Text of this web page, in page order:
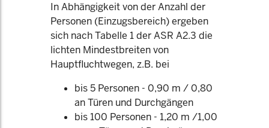
In Abhängigkeit von der Anzahl der
Personen (Einzugsbereich) ergeben
sich nach Tabelle 1 der ASR A2.3 die
lichten Mindestbreiten von
Hauptfluchtwegen, z.B. bei
bis 5 Personen - 0,90 m / 0,80
an Türen und Durchgängen
bis 100 Personen - 1,20 m /1,00